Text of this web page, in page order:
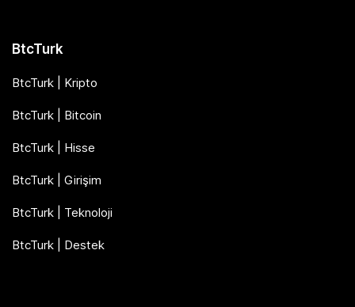
BtcTurk
BtcTurk | Kripto
BtcTurk | Bitcoin
BtcTurk | Hisse
BtcTurk | Girişim
BtcTurk | Teknoloji
BtcTurk | Destek